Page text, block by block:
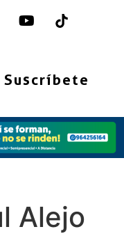
Suscríbete
Alejo